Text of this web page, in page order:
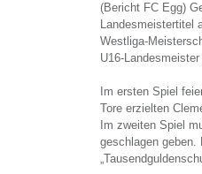
(Bericht FC Egg)
Landesmeistertitel
Westliga-
U16-
Im ersten Spiel
Tore erzielten
Im zweiten Spiel
geschlagen geben.